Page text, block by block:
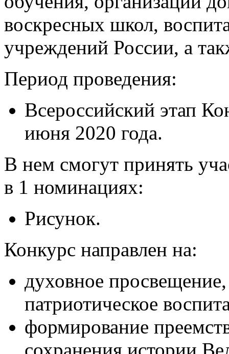
воскресных школ,
учреждений России, а
Период проведения:
Всероссийский этап
июня 2020 года.
В нем смогут принять
в 1 номинациях:
Рисунок.
Конкурс направлен на:
духовное
патриотическое
формирование
сохранения истории